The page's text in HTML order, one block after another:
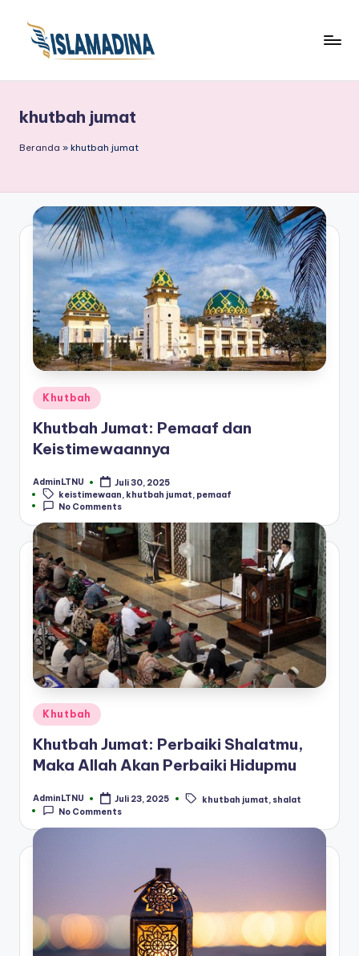
khutbah jumat
Beranda » khutbah jumat
Posted
in
Khutbah
Khutbah Jumat: Pemaaf dan
Keistimewaannya
Posted
by
AdminLTNU
Juli 30, 2025
Tags:keistimewaan, khutbah jumat, pemaaf
No Comments
Posted
in
Khutbah
Khutbah Jumat: Perbaiki Shalatmu,
Maka Allah Akan Perbaiki Hidupmu
Posted
by
AdminLTNU Juli 23, 2025
Tags: khutbah jumat shalat
No Comments